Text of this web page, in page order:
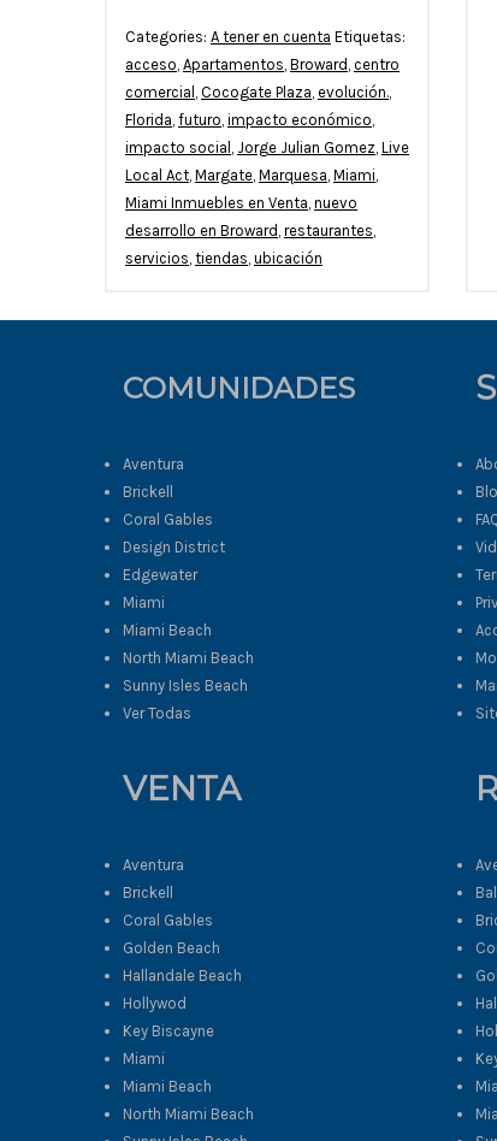
Categories: A tener en cuenta Etiquetas:
acceso, Apartamentos, Broward, centro
comercial , Cocogate Plaza, evolución.,
Florida, futuro, impacto económico,
impacto social , Jorge Julian Gomez, Live
Local Act, Margate, Marquesa, Miami,
Miami Inmuebles en Venta, nuevo
desarrollo en Broward, restaurantes,
servicios, tiendas, ubicación
COMUNIDADES
Aventura
Brickell
Coral Gables
Design District
Edgewater
Miami
Miami Beach
North Miami Beach
Sunny Isles Beach
Ver Todas
VENTA
Aventura
Brickell
Coral Gables
Golden Beach
Hallandale Beach
Hollywod
Key Biscayne
Miami
Miami Beach
North Miami Beach